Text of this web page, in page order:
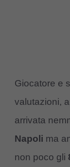
Giocatore e
valutazioni,
arrivata
Napoli ma
non poco gli